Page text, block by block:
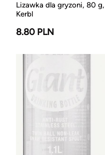
Lizawka dla gryzoni, 80 g,
Kerbl
8.80 PLN